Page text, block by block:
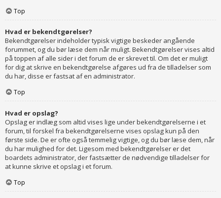
Top
Hvad er bekendtgørelser?
Bekendtgørelser indeholder typisk vigtige beskeder angående
forummet, og du bør læse dem når muligt. Bekendtgørelser vises altid
på toppen af alle sider i det forum de er skrevet til. Om det er muligt
for dig at skrive en bekendtgørelse afgøres ud fra de tilladelser som
du har, disse er fastsat af en administrator.
Top
Hvad er opslag?
Opslag er indlæg som altid vises lige under bekendtgørelserne i et
forum, til forskel fra bekendtgørelserne vises opslag kun på den
første side. De er ofte også temmelig vigtige, og du bør læse dem, når
du har mulighed for det. Ligesom med bekendtgørelser er det
boardets administrator, der fastsætter de nødvendige tilladelser for
at kunne skrive et opslag i et forum.
Top